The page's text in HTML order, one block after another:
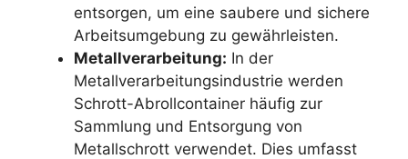
entsorgen, um eine saubere und sichere
Arbeitsumgebung zu gewährleisten.
Metallverarbeitung: In der
Metallverarbeitungsindustrie werden
Schrott-Abrollcontainer häufig zur
Sammlung und Entsorgung von
Metallschrott verwendet. Dies umfasst